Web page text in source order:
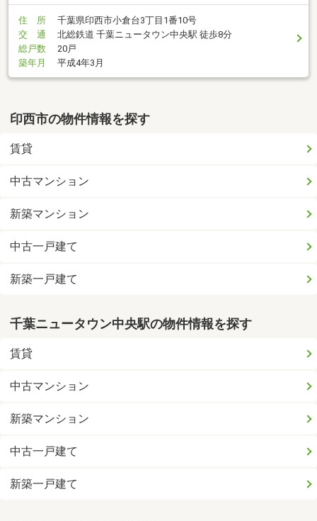
住 所
千葉県印西市小倉台3丁目1番10号
交 通
北総鉄道 千葉ニュータウン中央駅 徒歩8分
総戸数
20戸
築年月
平成4年3月
印西市の物件情報を探す
賃貸
中古マンション
新築マンション
中古一戸建て
新築一戸建て
千葉ニュータウン中央駅の物件情報を探す
賃貸
中古マンション
新築マンション
中古一戸建て
新築一戸建て